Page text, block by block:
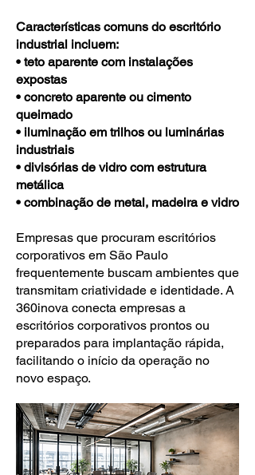
Características comuns do escritório
industrial incluem:
• teto aparente com instalações
expostas
• concreto aparente ou cimento
queimado
• iluminação em trilhos ou luminárias
industriais
• divisórias de vidro com estrutura
metálica
• combinação de metal, madeira e vidro
Empresas que procuram escritórios
corporativos em São Paulo
frequentemente buscam ambientes que
transmitam criatividade e identidade. A
360inova conecta empresas a
escritórios corporativos prontos ou
preparados para implantação rápida,
facilitando o início da operação no
novo espaço.